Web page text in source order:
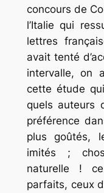
concours de
l’Italie qui
lettres
avait tenté
intervalle, on
cette étude
quels auteurs
préférence
plus goûtés,
imités ;
naturelle !
parfaits, ceux